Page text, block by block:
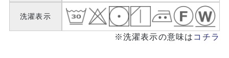
洗濯表示
※洗濯表示の意味は コチラ